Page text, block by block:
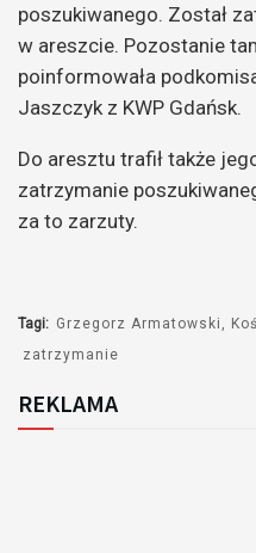
poszukiwanego. Został
w areszcie. Pozostanie
poinformowała
Jaszczyk z KWP Gdańsk.
Do aresztu trafił także
zatrzymanie
za to zarzuty.
Tagi: Grzegorz Armatowski
zatrzymanie
REKLAMA